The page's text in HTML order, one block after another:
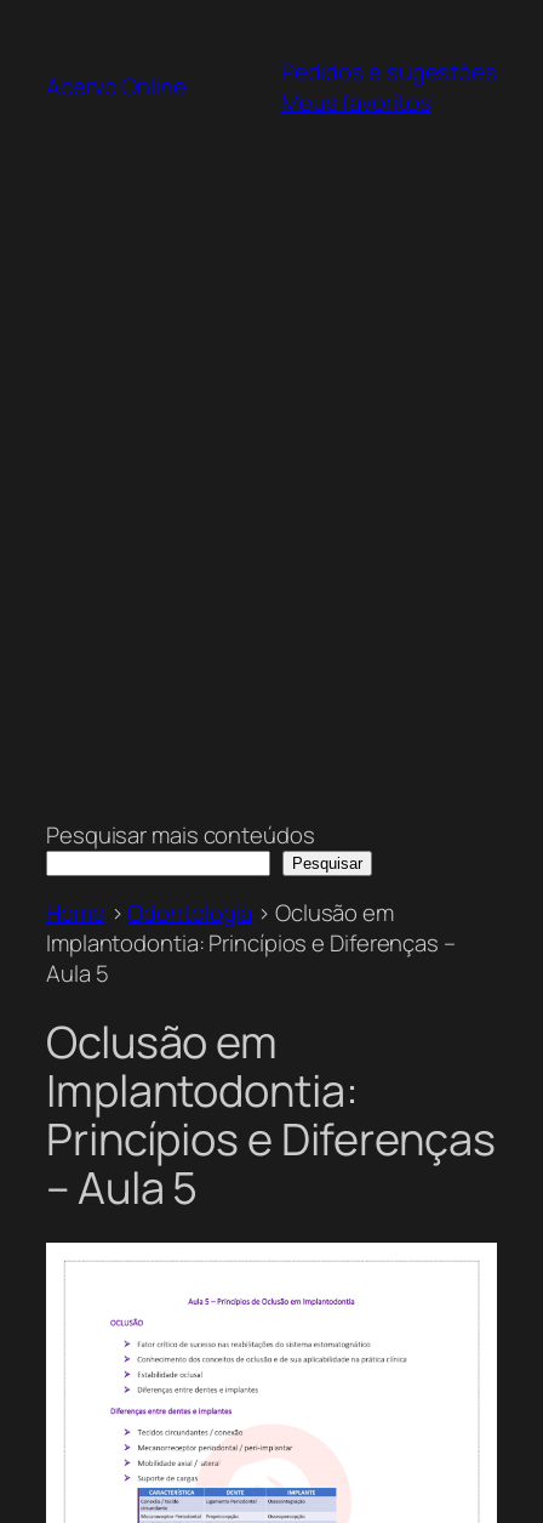
Acervo Online
Pedidos e sugestões
Meus favoritos
Pesquisar mais conteúdos
Pesquisar
Home >Odontologia > Oclusão em
Implantodontia: Princípios e Diferenças –
Aula 5
Oclusão em
Implantodontia:
Princípios e Diferenças
– Aula 5